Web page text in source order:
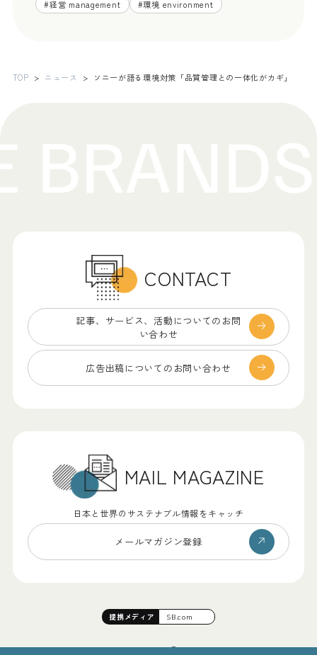
#経営 management #環境 environment
TOP ニュース ソニーが語る環境対策「品質管理との一体化がカギ」
CONTACT
記事、サービス、 活動についてのお問
い合わせ
広告出稿についての お問い合わせ
MAIL MAGAZINE
日本と世界のサステナブル情報をキャッチ
メールマガジン登録
提携メディア SB.com